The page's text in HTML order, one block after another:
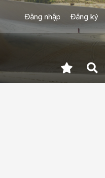
Đăng nhập Đăng ký